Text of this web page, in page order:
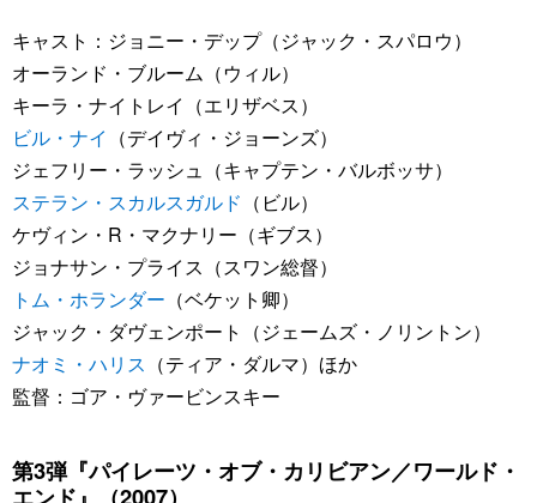
キャスト：ジョニー・デップ（ジャック・スパロウ）
オーランド・ブルーム（ウィル）
キーラ・ナイトレイ（エリザベス）
ビル・ナイ （デイヴィ・ジョーンズ）
ジェフリー・ラッシュ（キャプテン・バルボッサ）
ステラン・スカルスガルド （ビル）
ケヴィン・R・マクナリー（ギブス）
ジョナサン・プライス（スワン総督）
トム・ホランダー （ベケット卿）
ジャック・ダヴェンポート（ジェームズ・ノリントン）
ナオミ・ハリス （ティア・ダルマ）ほか
監督：ゴア・ヴァービンスキー
第3弾『パイレーツ・オブ・カリビアン／ワールド・
エンド』（2007）